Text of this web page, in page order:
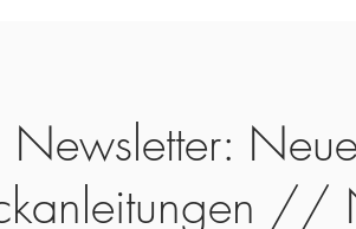
Newsletter:
//